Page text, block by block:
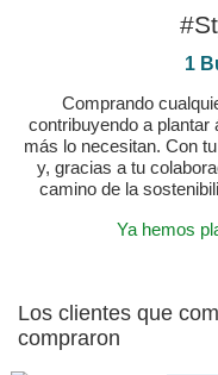
1
Comprando
contribuyendo a plantar
más lo necesitan. Con
y, gracias a tu
camino de la
Ya hemos
Los clientes que
compraron